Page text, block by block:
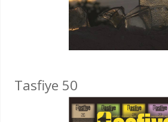
Tasfiye 50